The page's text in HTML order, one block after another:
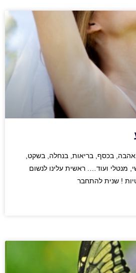
בכסף, בריאות, בנחלה, בשקט,
מנטלי ועוד…. ראשית עלינו לנשום